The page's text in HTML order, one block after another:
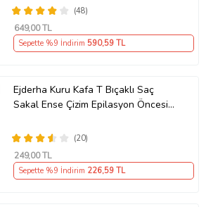
(48)
649,00 TL
Sepette %9 İndirim 590,59 TL
Ejderha Kuru Kafa T Bıçaklı Saç
Sakal Ense Çizim Epilasyon Öncesi
(20)
249,00 TL
Sepette %9 İndirim 226,59 TL